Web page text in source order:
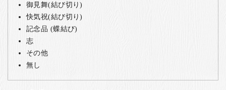
御見舞(結び切り)
快気祝(結び切り)
記念品 (蝶結び)
志
その他
無し